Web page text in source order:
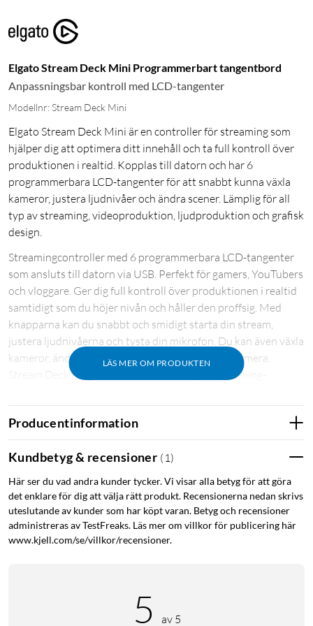
Elgato Stream Deck Mini Programmerbart tangentbord
Anpassningsbar kontroll med LCD-tangenter
Modellnr: Stream Deck Mini
Elgato Stream Deck Mini är en controller för streaming som
hjälper dig att optimera ditt innehåll och ta full kontroll över
produktionen i realtid. Kopplas till datorn och har 6
programmerbara LCD-tangenter för att snabbt kunna växla
kameror, justera ljudnivåer och ändra scener. Lämplig för all
typ av streaming, videoproduktion, ljudproduktion och grafisk
design.
LÄS MER OM PRODUKTEN
Streamingcontroller med 6 programmerbara LCD-tangenter
som ansluts till datorn via USB. Perfekt för gamers, YouTubers
och vloggare. Ger dig full kontroll över produktionen i realtid
samtidigt som du höjer nivån och håller den proffsig. Med
knapparna kan du snabbt och smidigt starta din stream,
justera ljudnivåerna och tysta din mikrofon. Du kan även växla
kameror, ändra scener, aktivera skärmvideor med mera.
Stream Deck fungerar utmärkt för att styra streaming-
YouTube, Twitter, Mixer, Twitch, Streamlabs, XSplit och OBS
Studio. Kompatibel med Windows 10 (64-bit) samt macOS
10.13 eller senare. Levereras med USB-kabel (1,5 m) och
programvara. Mått: 84x60x58 mm.
Producentinformation
Kundbetyg & recensioner ( 1 )
Här ser du vad andra kunder tycker. Vi visar alla betyg för att göra
det enklare för dig att välja rätt produkt. Recensionerna nedan skrivs
uteslutande av kunder som har köpt varan. Betyg och recensioner
administreras av TestFreaks. Läs mer om villkor för publicering här
www.kjell.com/se/villkor/recensioner.
5 av 5